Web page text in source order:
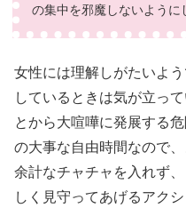
の集中を邪魔しないように
女性には理解しがたいよ
しているときは気が立っ
とから大喧嘩に発展する
の大事な自由時間なので
余計なチャチャを入れず
しく見守ってあげるアク